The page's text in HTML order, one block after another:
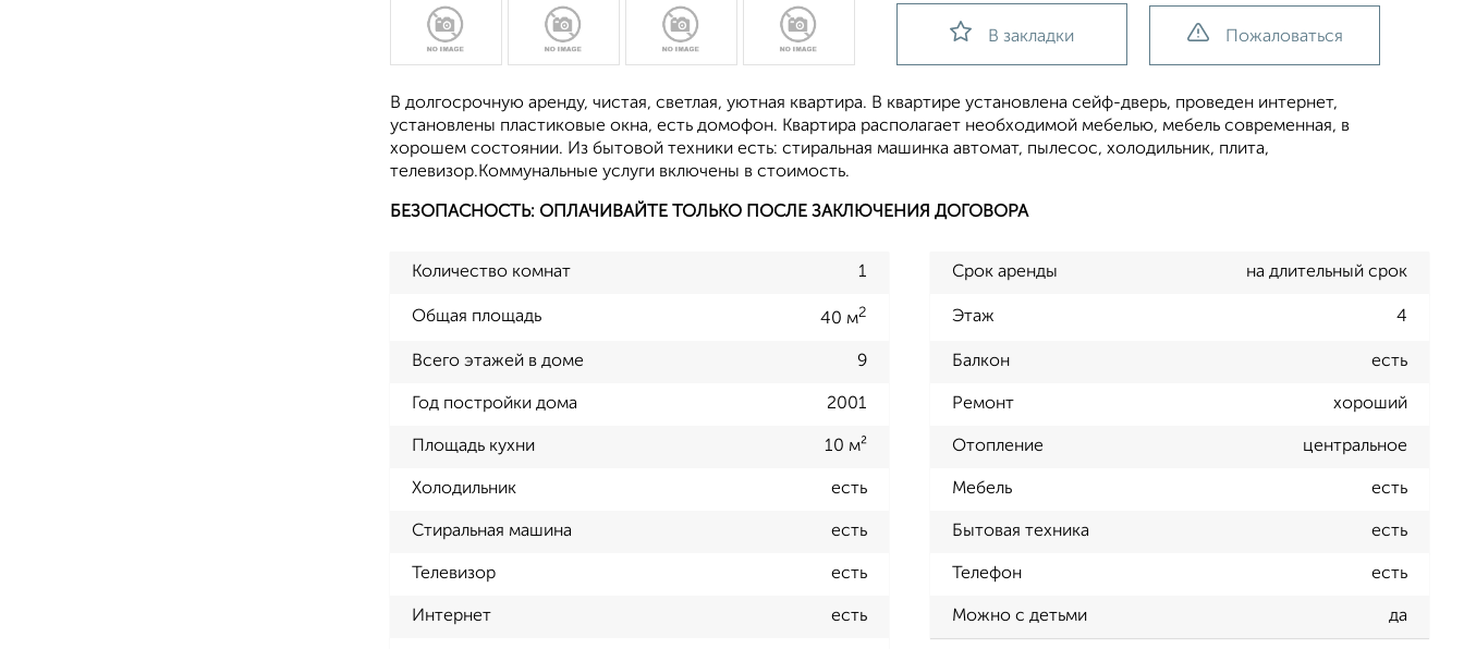
В закладки Пожаловаться
В долгосрочную аренду, чистая, светлая, уютная квартира. В квартире установлена сейф-дверь, проведен интернет,
установлены пластиковые окна, есть домофон. Квартира располагает необходимой мебелью, мебель современная, в
хорошем состоянии. Из бытовой техники есть: стиральная машинка автомат, пылесос, холодильник, плита,
телевизор.Коммунальные услуги включены в стоимость.
БЕЗОПАСНОСТЬ: ОПЛАЧИВАЙТЕ ТОЛЬКО ПОСЛЕ ЗАКЛЮЧЕНИЯ ДОГОВОРА
Количество комнат 1 Срок аренды на длительный срок
Общая площадь 40 м2 Этаж 4
Всего этажей в доме 9 Балкон есть
Год постройки дома 2001 Ремонт хороший
Площадь кухни 10 м² Отопление центральное
Холодильник есть Мебель есть
Стиральная машина есть Бытовая техника есть
Телевизор есть Телефон есть
Интернет есть Можно с детьми да